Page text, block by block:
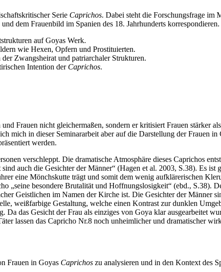
Serie Caprichos. Dabei steht die Forschungsfrage im
dem Frauenbild im Spanien des 18. Jahrhunderts korrespondieren.
auf Goyas Werk.
wie Hexen, Opfern und Prostituierten.
Zwangsheirat und patriarchaler Strukturen.
Intention der Caprichos.
Frauen nicht gleichermaßen, sondern er kritisiert Frauen stärker
mich in dieser Seminararbeit aber auf die Darstellung der Frauen
werden.
verschleppt. Die dramatische Atmosphäre dieses Caprichos
auch die Gesichter der Männer“ (Hagen et al. 2003, S.38). Es
eine Mönchskutte trägt und somit dem wenig aufklärerischen
„seine besondere Brutalität und Hoffnungslosigkeit“ (ebd., S.38).
Geistlichen im Namen der Kirche ist. Die Gesichter der Männer
weißfarbige Gestaltung, welche einen Kontrast zur dunklen
das Gesicht der Frau als einziges von Goya klar ausgearbeitet
lassen das Capricho Nr.8 noch unheimlicher und dramatischer
Frauen in Goyas Caprichos zu analysieren und in den Kontext des